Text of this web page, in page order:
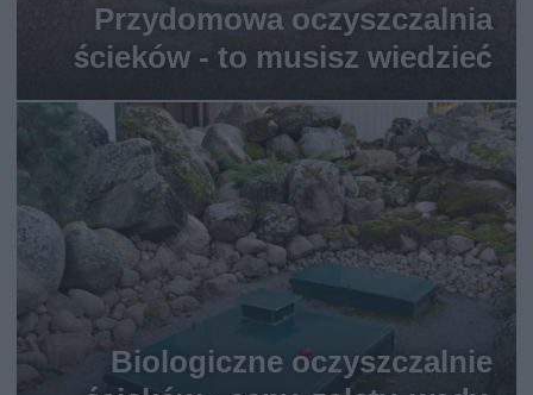
Przydomowa oczyszczalnia
ścieków - to musisz wiedzieć
Biologiczne oczyszczalnie